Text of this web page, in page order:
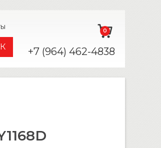
0
+7 (964) 462-4838